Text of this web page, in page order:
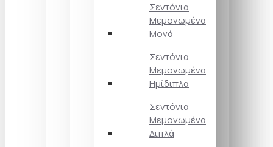
Σεντόνια
Μεμονωμένα
Μονά
Σεντόνια
Μεμονωμένα
Ημίδιπλα
Σεντόνια
Μεμονωμένα
Διπλά